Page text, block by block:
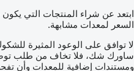
ابتعد عن شراء المنتجات التي
السعر لمعدات مشابهة.
لا توافق على الوعود المثيرة
ساورك شك، فلا تخاف من طلب
ومستندات إضافية للمعدات وأن